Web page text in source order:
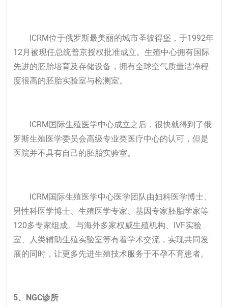
ICRM位于俄罗斯最美丽的城市圣彼得堡，于1992年
12月被现任总统普京授权批准成立。生殖中心拥有国际
先进的胚胎培育及存储设备，拥有全球空气质量洁净程
度很高的胚胎实验室与检测室。
ICRM国际生殖医学中心成立之后，很快就得到了俄
罗斯生殖医学委员会高级专业类医疗中心的认可，但是
医院并不具有自己的胚胎实验室。
ICRM国际生殖医学中心医学团队由妇科医学博士、
男性科医学博士、生殖医学专家、基因专家胚胎学家等
120多专家组成。与海外多家权威生殖机构、IVF实验
室、人类辅助生殖实验室等有着学术交流，实现共同发
展的同时，让更多先进生殖技术服务于不孕不育患者。
5、NGC诊所